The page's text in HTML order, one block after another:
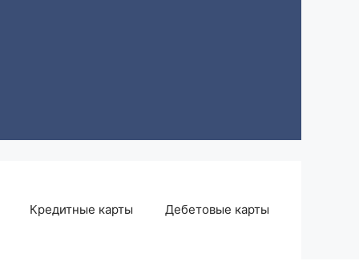
Кредитные карты Дебетовые карты